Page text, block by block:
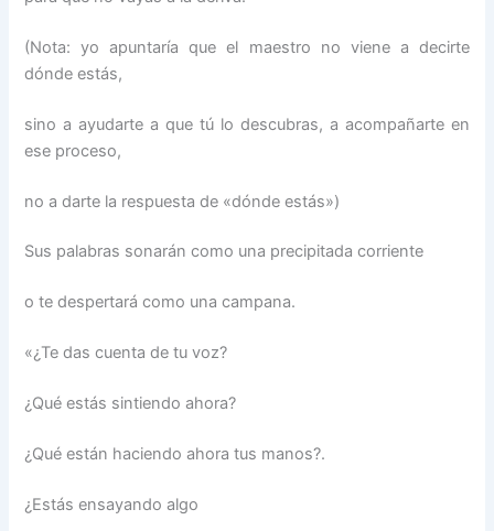
(Nota: yo apuntaría que el maestro no viene a decirte
dónde estás,
sino a ayudarte a que tú lo descubras, a acompañarte en
ese proceso,
no a darte la respuesta de «dónde estás»)
Sus palabras sonarán como una precipitada corriente
o te despertará como una campana.
«¿Te das cuenta de tu voz?
¿Qué estás sintiendo ahora?
¿Qué están haciendo ahora tus manos?.
¿Estás ensayando algo